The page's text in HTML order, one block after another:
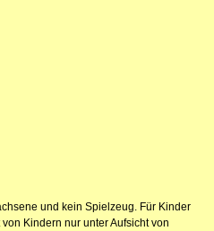
und kein Spielzeug. Für Kinder
Kindern nur unter Aufsicht von